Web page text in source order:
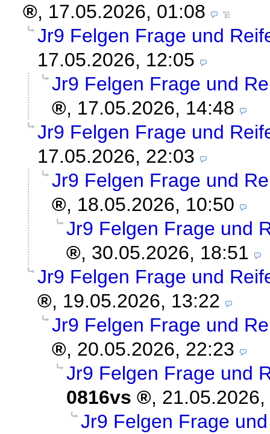
, 17.05.2026, 01:08
Jr9 Felgen Frage und
17.05.2026, 12:05
Jr9 Felgen Frage und
, 17.05.2026, 14:48
Jr9 Felgen Frage und
17.05.2026, 22:03
Jr9 Felgen Frage und
, 18.05.2026, 10:50
Jr9 Felgen Frage und
, 30.05.2026, 18:51
Jr9 Felgen Frage und
, 19.05.2026, 13:22
Jr9 Felgen Frage und
, 20.05.2026, 22:23
Jr9 Felgen Frage und
0816vs
,
Jr9 Felgen Frage